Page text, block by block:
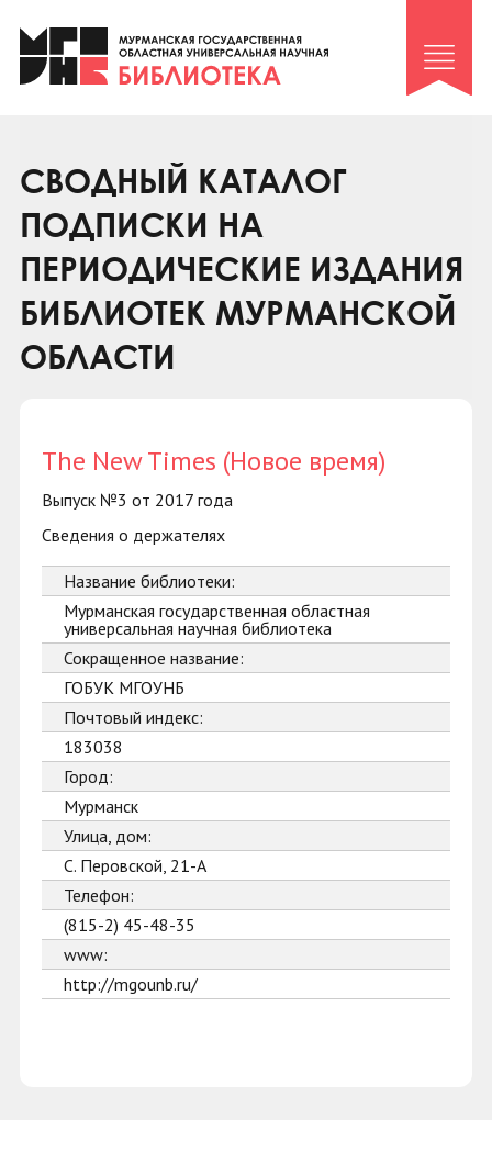
Клуб «Гиря и сельдерей»
Клуб «Семейный архив»
Коллегам
Контакты
СВОДНЫЙ КАТАЛОГ
ПОДПИСКИ НА
ПЕРИОДИЧЕСКИЕ ИЗДАНИЯ
БИБЛИОТЕК МУРМАНСКОЙ
ОБЛАСТИ
The New Times (Новое время)
Выпуск №3 от 2017 года
Сведения о держателях
Название библиотеки:
Мурманская государственная областная
универсальная научная библиотека
Сокращенное название:
ГОБУК МГОУНБ
Почтовый индекс:
183038
Город:
Мурманск
Улица, дом:
С. Перовской, 21-А
Телефон:
(815-2) 45-48-35
www:
http://mgounb.ru/